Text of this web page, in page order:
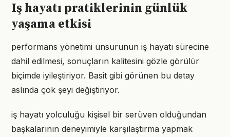
Iş hayatı pratiklerinin günlük
yaşama etkisi
performans yönetimi unsurunun iş hayatı sürecine
dahil edilmesi, sonuçların kalitesini gözle görülür
biçimde iyileştiriyor. Basit gibi görünen bu detay
aslında çok şeyi değiştiriyor.
iş hayatı yolculuğu kişisel bir serüven olduğundan
başkalarının deneyimiyle karşılaştırma yapmak